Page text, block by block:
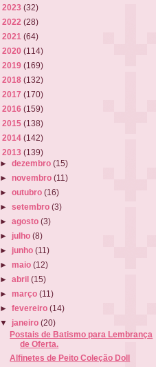
2023 (32)
2022 (28)
2021 (64)
2020 (114)
2019 (169)
2018 (132)
2017 (170)
2016 (159)
2015 (138)
2014 (142)
2013 (139)
►dezembro(15)
►novembro(11)
►outubro(16)
►setembro(3)
►agosto(3)
► julho(8)
► junho(11)
►maio(12)
►abril(15)
►março(11)
►fevereiro(14)
▼ janeiro(20)
Postais de Batismo para Lembrança
de Oferta.
Alfinetes de Peito Coleção Doll